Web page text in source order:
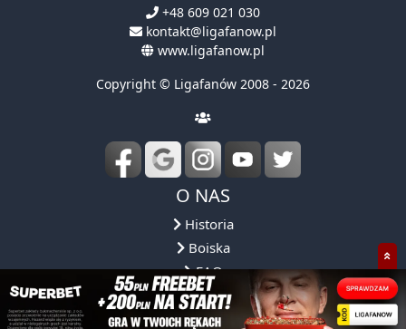
+48 609 021 030
kontakt@ligafanow.pl
www.ligafanow.pl
Copyright © Ligafanów 2008 - 2026
O NAS
Historia
Boiska
FAQ
Regulamin
Obsługa ligi